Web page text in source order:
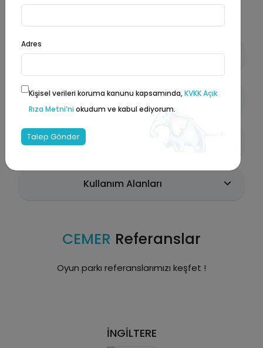
Ürün Özellikleri
Malzeme Detayları
Çevreye Uyum ve Estetik
Kullanım Alanları
CEMER Referanslar
Oyun parkı referanslarımızı keşfet !
İNGİLTERE
Adres
Kişisel verileri koruma kanunu kapsamında,KVKK Açık
Rıza Metni’niokudum ve kabul ediyorum.
Talep Gönder